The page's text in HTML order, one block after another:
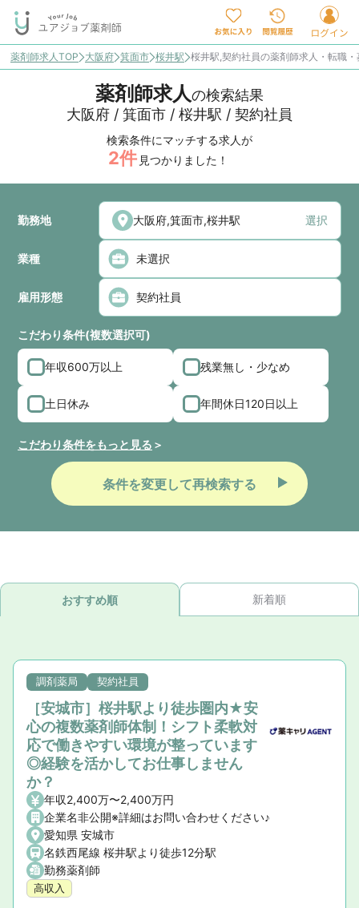
薬剤師求人TOP 大阪府 箕面市 桜井駅 桜井駅,契約社員の薬剤師求人・転職
薬剤師求人の検索結果
大阪府 / 箕面市 / 桜井駅 / 契約社員
検索条件にマッチする求人が
2件 見つかりました！
勤務地 選択
業種
雇用形態
こだわり条件(複数選択可)
年収600万以上 残業無し・少なめ
土日休み 年間休日120日以上
こだわり条件をもっと見る
条件を変更して再検索する
おすすめ順 新着順
調剤薬局 契約社員
［安城市］桜井駅より徒歩圏内★安
心の複数薬剤師体制！シフト柔軟対
応で働きやすい環境が整っています
◎経験を活かしてお仕事しません
か？
年収2,400万〜2,400万円
企業名非公開※詳細はお問い合わせください♪
愛知県 安城市
名鉄西尾線 桜井駅より徒歩12分駅
勤務薬剤師
高収入